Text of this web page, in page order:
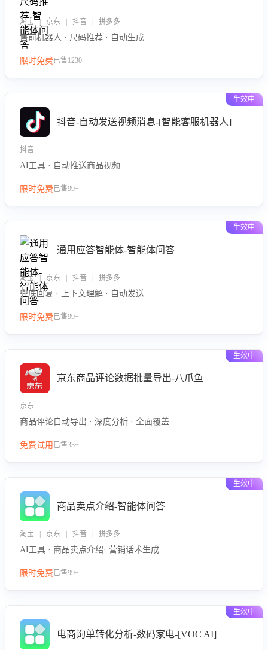
淘宝 | 京东 | 抖音 | 拼多多
售前机器人 · 尺码推荐 · 自动生成
限时免费已售1230+
生效中
抖音-自动发送视频消息-[智能客服机器人]
抖音
AI工具 · 自动推送商品视频
限时免费已售99+
生效中
通用应答智能体-智能体问答
淘宝 | 京东 | 抖音 | 拼多多
兜底回复 · 上下文理解 · 自动发送
限时免费已售99+
生效中
京东商品评论数据批量导出-八爪鱼
京东
商品评论自动导出 · 深度分析 · 全面覆盖
免费试用 已售33+
生效中
商品卖点介绍-智能体问答
淘宝 | 京东 | 抖音 | 拼多多
AI工具 · 商品卖点介绍· 营销话术生成
限时免费已售99+
生效中
电商询单转化分析-数码家电-[VOC AI]